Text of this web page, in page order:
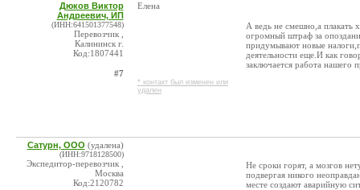
Дюков Виктор
Андреевич, ИП
(ИНН:641501377548)
Перевозчик ,
Калининск г.
Код:1807441
#7
Елена
* контакт был изменен или
удален
А ведь не смешно,а плакать
огромный штраф за
придумывают новые
деятельности еще.И как
заключается работа нашего
Сатурн, ООО (удалена)
(ИНН:9718128500)
Экспедитор-перевозчик ,
Москва
Код:2120782
Не сроки горят, а мозгов
подвергая никого
месте создают аварийную